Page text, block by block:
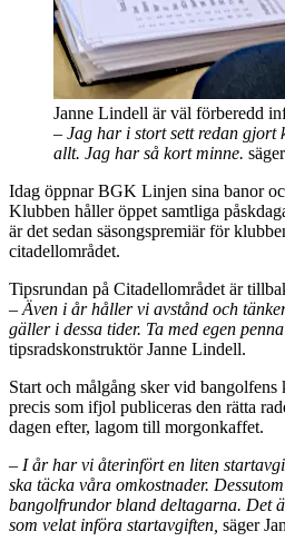
Janne Lindell är väl förberedd
– Jag har i stort sett redan
allt. Jag har så kort minne.
Idag öppnar BGK Linjen sina banor
Klubben håller öppet samtliga
är det sedan säsongspremiär för
citadellområdet.
Tipsrundan på Citadellområdet är
– Även i år håller vi avstånd och
gäller i dessa tider. Ta med egen
tipsradskonstruktör Janne Lindell.
Start och målgång sker vid
precis som ifjol publiceras den rätta
dagen efter, lagom till morgonkaffet.
– I år har vi återinfört en liten
ska täcka våra omkostnader.
bangolfrundor bland deltagarna. Det
som velat införa startavgiften, säger